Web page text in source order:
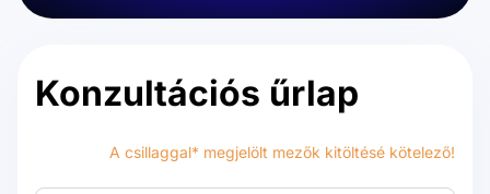
Konzultációs űrlap
A csillaggal* megjelölt mezők kitöltésé kötelező!